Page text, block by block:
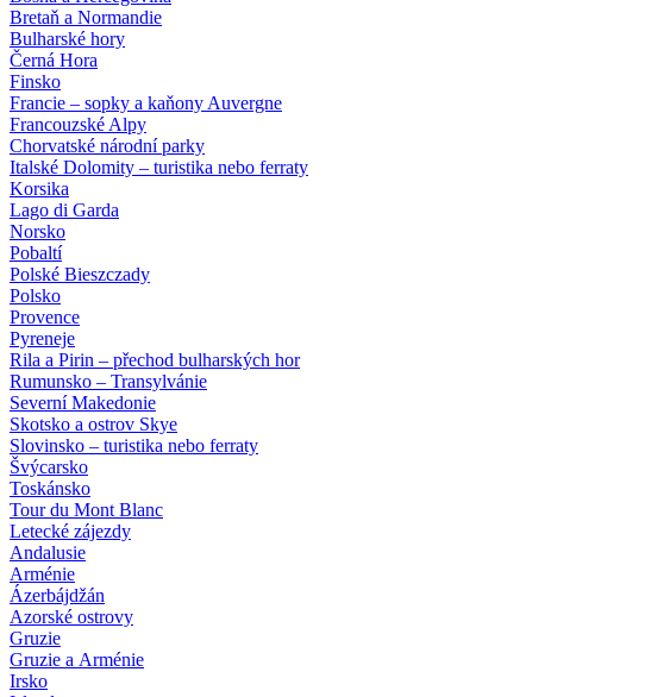
Bretaň a Normandie
Bulharské hory
Černá Hora
Finsko
Francie – sopky a kaňony Auvergne
Francouzské Alpy
Chorvatské národní parky
Italské Dolomity – turistika nebo ferraty
Korsika
Lago di Garda
Norsko
Pobaltí
Polské Bieszczady
Polsko
Provence
Pyreneje
Rila a Pirin – přechod bulharských hor
Rumunsko – Transylvánie
Severní Makedonie
Skotsko a ostrov Skye
Slovinsko – turistika nebo ferraty
Švýcarsko
Toskánsko
Tour du Mont Blanc
Letecké zájezdy
Andalusie
Arménie
Ázerbájdžán
Azorské ostrovy
Gruzie
Gruzie a Arménie
Irsko